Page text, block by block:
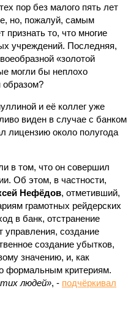
пор без малого пять лет
но, пожалуй, самым
то, что многие
учреждений. Последняя,
«золотой
могли бы неплохо
образом?
и её коллег уже
виден в случае с банком
лицензию около полугода
в том, что он совершил
Об этом, в частности,
Нефёдов, отметивший,
грамотных рейдерских
в банк, отстранение
управления, создание
создание убытков,
значению, и, как
формальным критериям.
людей», - подчёркивал